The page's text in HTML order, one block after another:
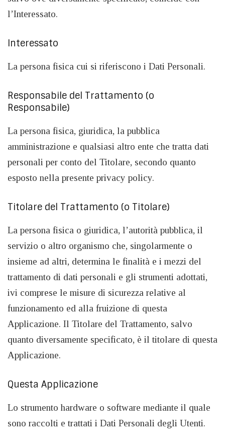
l’Interessato.
Interessato
La persona fisica cui si riferiscono i Dati Personali.
Responsabile del Trattamento (o
Responsabile)
La persona fisica, giuridica, la pubblica
amministrazione e qualsiasi altro ente che tratta dati
personali per conto del Titolare, secondo quanto
esposto nella presente privacy policy.
Titolare del Trattamento (o Titolare)
La persona fisica o giuridica, l’autorità pubblica, il
servizio o altro organismo che, singolarmente o
insieme ad altri, determina le finalità e i mezzi del
trattamento di dati personali e gli strumenti adottati,
ivi comprese le misure di sicurezza relative al
funzionamento ed alla fruizione di questa
Applicazione. Il Titolare del Trattamento, salvo
quanto diversamente specificato, è il titolare di questa
Applicazione.
Questa Applicazione
Lo strumento hardware o software mediante il quale
sono raccolti e trattati i Dati Personali degli Utenti.